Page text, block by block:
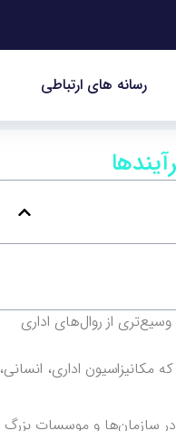
رسانه های ارتباطی
از روال‌های اداری
اداری، انسانی،
در سازمان‌ها و موسسات بزرگ